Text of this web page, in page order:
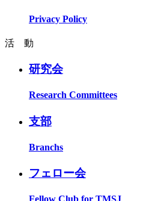
Privacy Policy
活 動
研究会
Research Committees
支部
Branchs
フェロー会